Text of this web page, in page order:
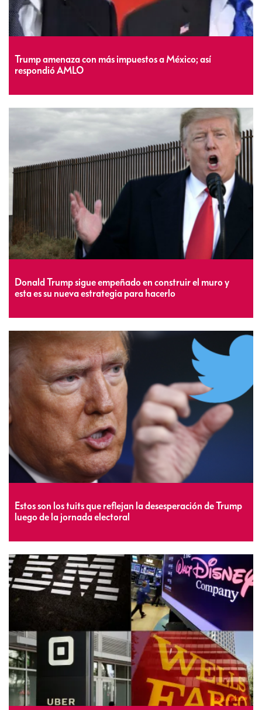
Trump amenaza con más impuestos a México; así
respondió AMLO
Donald Trump sigue empeñado en construir el muro y
esta es su nueva estrategia para hacerlo
Estos son los tuits que reflejan la desesperación de Trump
luego de la jornada electoral